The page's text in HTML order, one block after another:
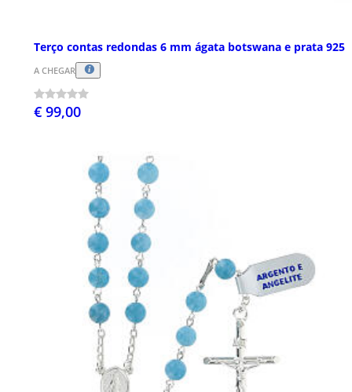
Terço contas redondas 6 mm ágata botswana e prata 925
A CHEGAR
€ 99,00